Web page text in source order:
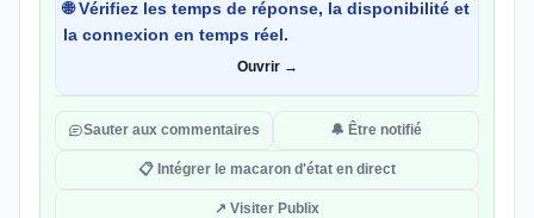
🌐 Vérifiez les temps de réponse, la disponibilité et
la connexion en temps réel.
Ouvrir →
Sauter aux commentaires 🔔 Être notifié
📋 Intégrer le macaron d'état en direct
↗ Visiter Publix